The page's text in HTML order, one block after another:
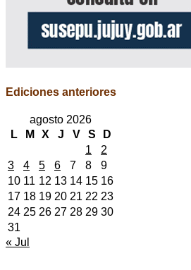
Ediciones anteriores
agosto 2026
L
M X J V S
D
1
2
3
4 5 6 7 8
9
10 11 12 13 14 15 16
17 18 19 20 21 22 23
24 25 26 27 28 29 30
31
« Jul